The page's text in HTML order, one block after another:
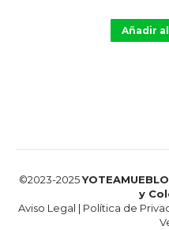
Añadir
©2023-2025
y
Aviso Legal | Política de